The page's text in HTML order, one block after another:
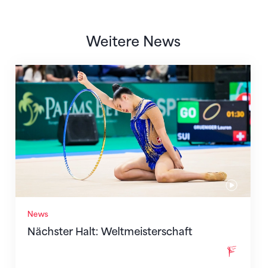
Weitere News
News
Nächster Halt: Weltmeisterschaft
Nächster Halt: Weltmeisterschaft